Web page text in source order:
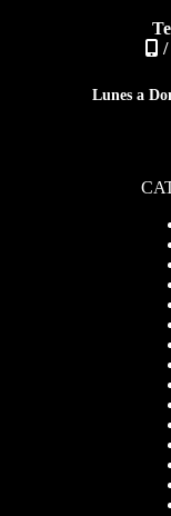
Lunes a